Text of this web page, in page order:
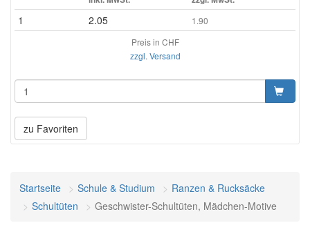
1 2.05
1.90
Preis in CHF
zzgl. Versand
zu Favoriten
Startseite Schule & Studium
Ranzen & Rucksäcke
Schultüten
Geschwister-Schultüten, Mädchen-Motive